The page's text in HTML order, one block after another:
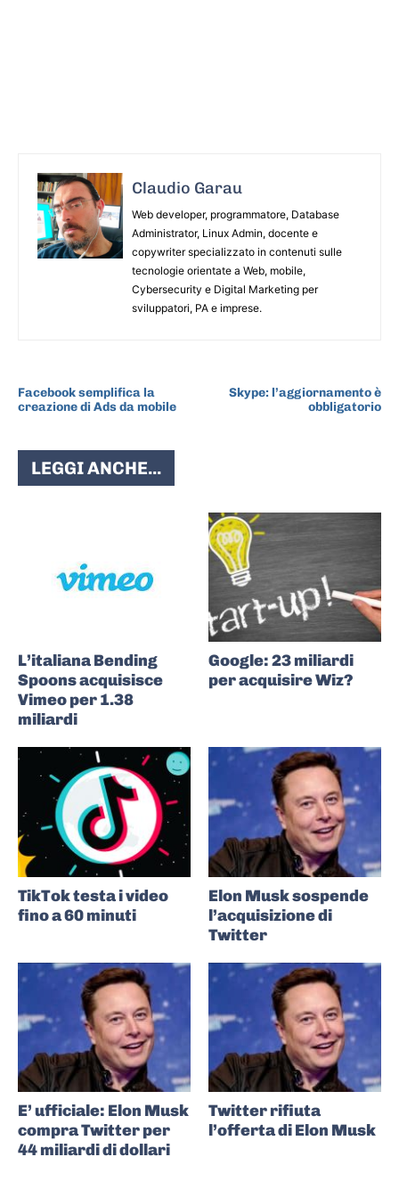
Claudio Garau
Web developer, programmatore, Database
Administrator, Linux Admin, docente e
copywriter specializzato in contenuti sulle
tecnologie orientate a Web, mobile,
Cybersecurity e Digital Marketing per
sviluppatori, PA e imprese.
Facebook semplifica la
creazione di Ads da mobile
Skype: l’aggiornamento è
obbligatorio
LEGGI ANCHE...
L’italiana Bending
Spoons acquisisce
Vimeo per 1.38
miliardi
Google: 23 miliardi
per acquisire Wiz?
TikTok testa i video
fino a 60 minuti
Elon Musk sospende
l’acquisizione di
Twitter
E’ ufficiale: Elon Musk
compra Twitter per
44 miliardi di dollari
Twitter rifiuta
l’offerta di Elon Musk